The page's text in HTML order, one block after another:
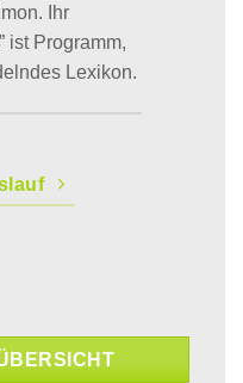
Ihr
ist Programm,
Lexikon.